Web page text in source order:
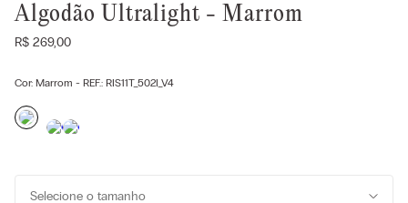
Algodão Ultralight - Marrom
R$ 269,00
Cor: Marrom - REF.: RIS11T_502I_V4
Selecione o tamanho